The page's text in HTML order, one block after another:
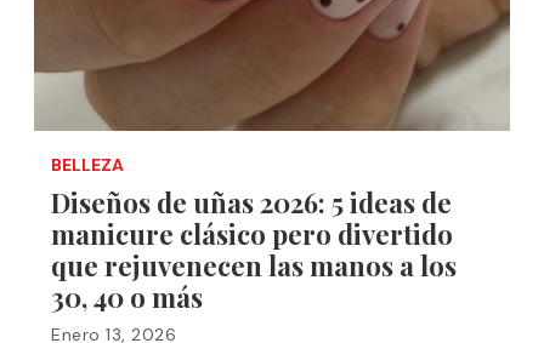
BELLEZA
Diseños de uñas 2026: 5 ideas de
manicure clásico pero divertido
que rejuvenecen las manos a los
30, 40 o más
Enero 13, 2026